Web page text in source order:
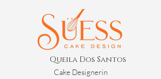
Queila Dos Santos
Cake Designerin